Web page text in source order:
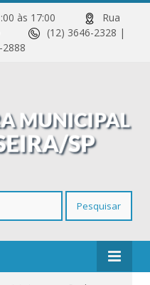
às 17:00
Rua
(12) 3646-2328 |